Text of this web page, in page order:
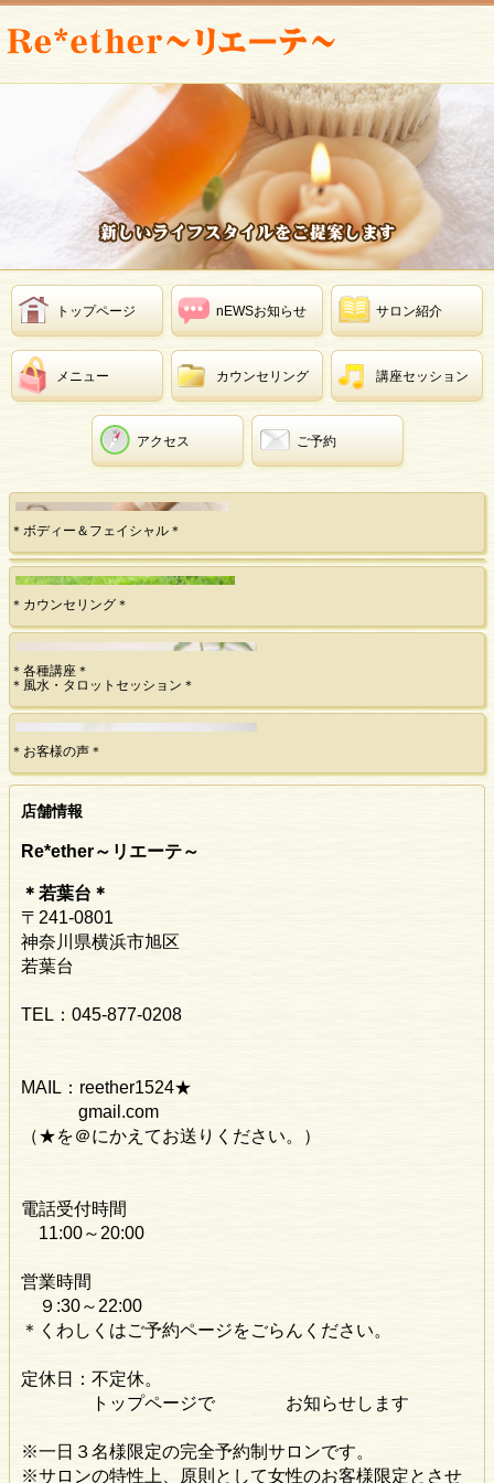
トップページ nEWSお知らせ サロン紹介
メニュー カウンセリング 講座セッション
アクセス ご予約
＊ボディー＆フェイシャル＊
＊カウンセリング＊
＊各種講座＊
＊風水・タロットセッション＊
＊お客様の声＊
店舗情報
Re*ether～リエーテ～
＊若葉台＊
〒241-0801
神奈川県横浜市旭区
若葉台
TEL：045-877-0208
MAIL：reether1524★
gmail.com
（★を＠にかえてお送りください。）
電話受付時間
11:00～20:00
営業時間
９:30～22:00
＊くわしくはご予約ページをごらんください。
定休日：不定休。
トップページで お知らせします
※一日３名様限定の完全予約制サロンです。
※サロンの特性上、原則として女性のお客様限定とさせ